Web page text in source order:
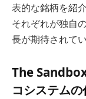
表的な銘柄を紹介
それぞれが独自
長が期待されてい
The
コシステム